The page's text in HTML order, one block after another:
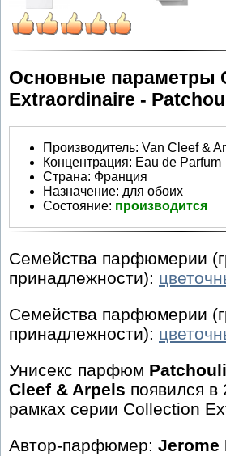
Основные параметры
Extraordinaire -
Производитель: Van Cleef &
Концентрация: Eau de Parfum
Страна: Франция
Назначение: для обоих
Состояние: производится
Семейства парфюмерии
принадлежности):
Семейства парфюмерии
принадлежности):
Унисекс парфюм
Cleef & Arpels появился в
рамках серии Collection
Автор-парфюмер: Jerome